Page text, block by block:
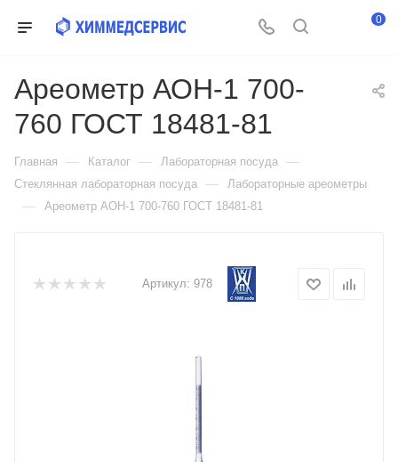
0
Ареометр АОН-1 700-
760 ГОСТ 18481-81
Главная — Каталог — Лабораторная посуда —
Стеклянная лабораторная посуда — Лабораторные ареометры
— Ареометр АОН-1 700-760 ГОСТ 18481-81
Артикул: 978